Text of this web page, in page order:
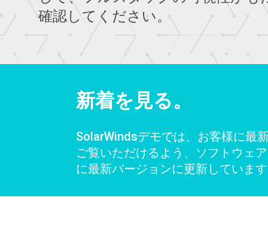
確認してください。
新着を見る。
SolarWindsデモでは、お客様に最
ご覧いただけるよう、ソフトウェ
に最新バージョンに更新していま